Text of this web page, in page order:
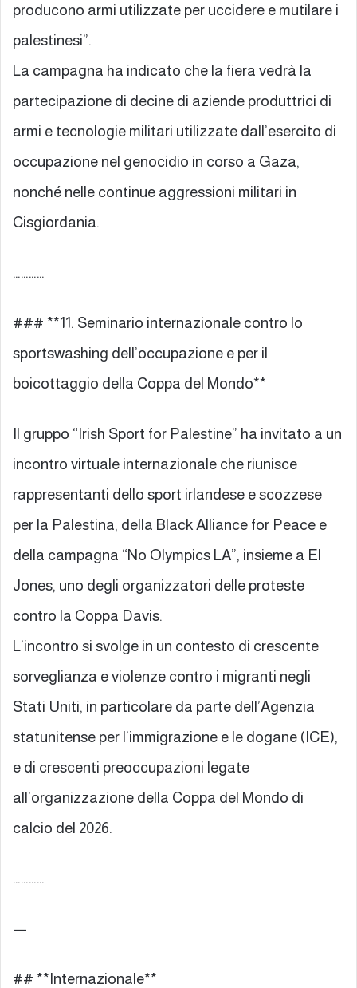
producono armi utilizzate per uccidere e mutilare i
palestinesi”.
La campagna ha indicato che la fiera vedrà la
partecipazione di decine di aziende produttrici di
armi e tecnologie militari utilizzate dall’esercito di
occupazione nel genocidio in corso a Gaza,
nonché nelle continue aggressioni militari in
Cisgiordania.
…………
### **11. Seminario internazionale contro lo
sportswashing dell’occupazione e per il
boicottaggio della Coppa del Mondo**
Il gruppo “Irish Sport for Palestine” ha invitato a un
incontro virtuale internazionale che riunisce
rappresentanti dello sport irlandese e scozzese
per la Palestina, della Black Alliance for Peace e
della campagna “No Olympics LA”, insieme a El
Jones, uno degli organizzatori delle proteste
contro la Coppa Davis.
L’incontro si svolge in un contesto di crescente
sorveglianza e violenze contro i migranti negli
Stati Uniti, in particolare da parte dell’Agenzia
statunitense per l’immigrazione e le dogane (ICE),
e di crescenti preoccupazioni legate
all’organizzazione della Coppa del Mondo di
calcio del 2026.
…………
—
## **Internazionale**